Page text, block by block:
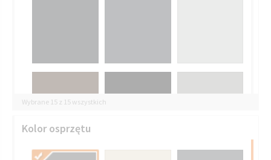
Wybrane 15 z 15 wszystkich
Kolor osprzętu